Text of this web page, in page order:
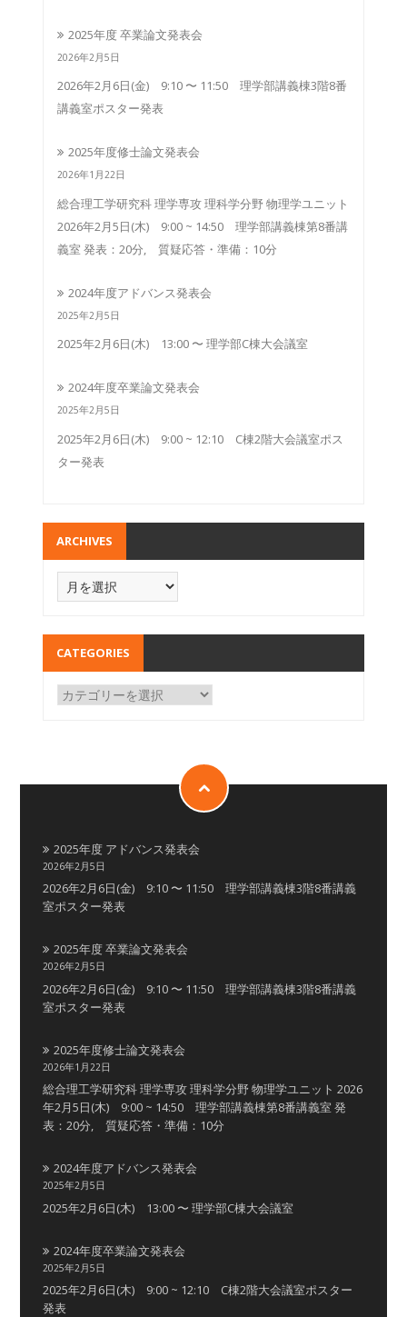
2025年度 卒業論文発表会
2026年2月5日
2026年2月6日(金) 9:10 〜 11:50 理学部講義棟3階8番
講義室ポスター発表
2025年度修士論文発表会
2026年1月22日
総合理工学研究科 理学専攻 理科学分野 物理学ユニット
2026年2月5日(木) 9:00 ~ 14:50 理学部講義棟第8番講
義室 発表：20分, 質疑応答・準備：10分
2024年度アドバンス発表会
2025年2月5日
2025年2月6日(木) 13:00 〜 理学部C棟大会議室
2024年度卒業論文発表会
2025年2月5日
2025年2月6日(木) 9:00 ~ 12:10 C棟2階大会議室ポス
ター発表
ARCHIVES
CATEGORIES
2025年度 アドバンス発表会
2026年2月5日
2026年2月6日(金) 9:10 〜 11:50 理学部講義棟3階8番講義
室ポスター発表
2025年度 卒業論文発表会
2026年2月5日
2026年2月6日(金) 9:10 〜 11:50 理学部講義棟3階8番講義
室ポスター発表
2025年度修士論文発表会
2026年1月22日
総合理工学研究科 理学専攻 理科学分野 物理学ユニット 2026
年2月5日(木) 9:00 ~ 14:50 理学部講義棟第8番講義室 発
表：20分, 質疑応答・準備：10分
2024年度アドバンス発表会
2025年2月5日
2025年2月6日(木) 13:00 〜 理学部C棟大会議室
2024年度卒業論文発表会
2025年2月5日
2025年2月6日(木) 9:00 ~ 12:10 C棟2階大会議室ポスター
発表